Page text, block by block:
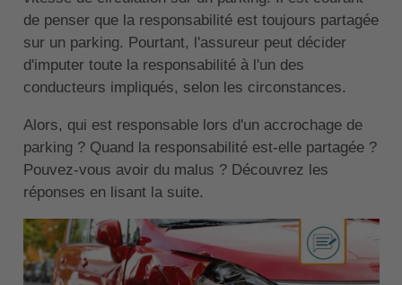
de penser que la responsabilité est toujours partagée
sur un parking. Pourtant, l'assureur peut décider
d'imputer toute la responsabilité à l'un des
conducteurs impliqués, selon les circonstances.
Alors, qui est responsable lors d'un accrochage de
parking ? Quand la responsabilité est-elle partagée ?
Pouvez-vous avoir du malus ? Découvrez les
réponses en lisant la suite.